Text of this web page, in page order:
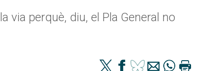
via perquè, diu, el Pla General no